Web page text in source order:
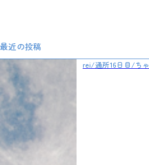
最近の投稿
rei/通所16日目/ち